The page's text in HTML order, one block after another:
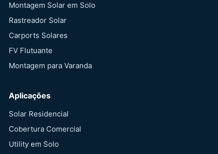
Montagem Solar em Solo
Rastreador Solar
Carports Solares
FV Flutuante
Montagem para Varanda
Aplicações
Solar Residencial
Cobertura Comercial
Utility em Solo